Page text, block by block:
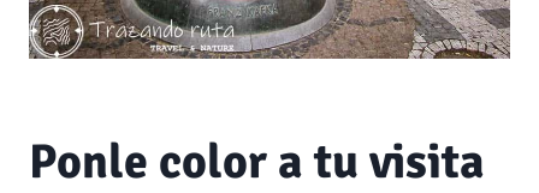
Ponle color a tu visita